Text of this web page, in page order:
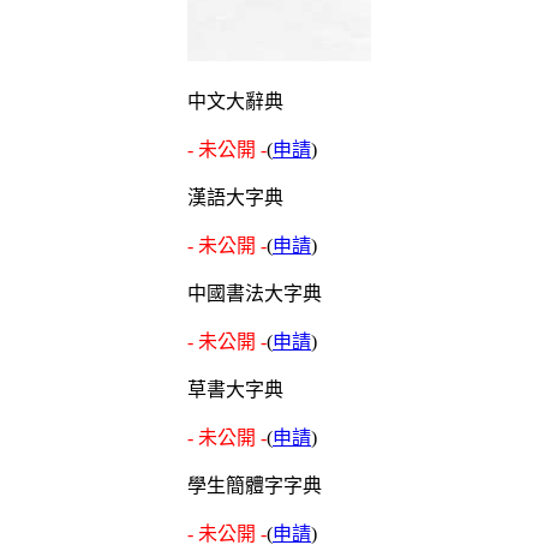
中文大辭典
- 未公開 -(申請)
漢語大字典
- 未公開 -(申請)
中國書法大字典
- 未公開 -(申請)
草書大字典
- 未公開 -(申請)
學生簡體字字典
- 未公開 -(申請)